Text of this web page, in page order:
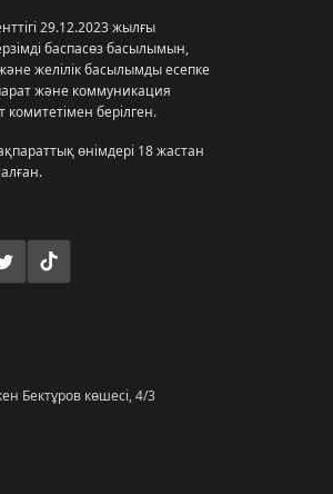
29.12.2023 жылғы
баспасөз басылымын,
желілік басылымды есепке
және коммуникация
комитетімен берілген.
өнімдері 18 жастан
Бектұров көшесі, 4/3